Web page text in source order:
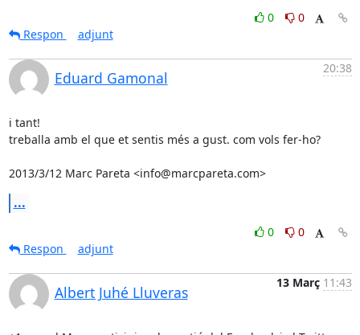
0
0
Respon
adjunt
Eduard Gamonal
20:38
i tant!
treballa amb el que et sentis més a gust. com vols fer-ho?
2013/3/12 Marc Pareta <info@marcpareta.com>
...
0
0
Respon
adjunt
Albert Juhé Lluveras
13 Març 11:43